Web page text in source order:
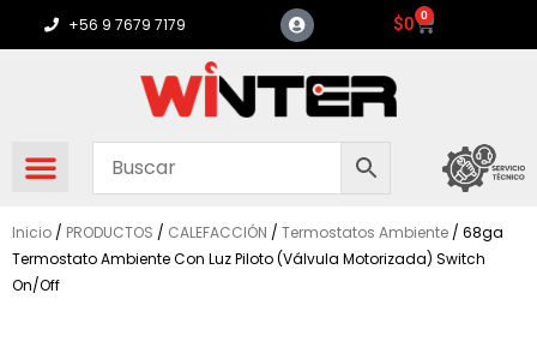
+56 9 7679 7179 $0 0
Carrito
Inicio / PRODUCTOS / CALEFACCIÓN / Termostatos Ambiente / 68ga
Termostato Ambiente Con Luz Piloto (Válvula Motorizada) Switch
On/Off